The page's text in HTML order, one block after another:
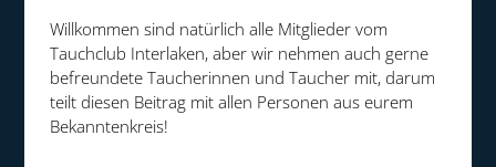
Willkommen sind natürlich alle Mitglieder vom
Tauchclub Interlaken, aber wir nehmen auch gerne
befreundete Taucherinnen und Taucher mit, darum
teilt diesen Beitrag mit allen Personen aus eurem
Bekanntenkreis!